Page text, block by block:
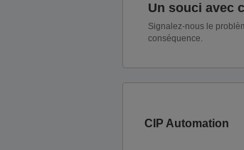
Un souci avec
Signalez-nous le
conséquence.
CIP Automation